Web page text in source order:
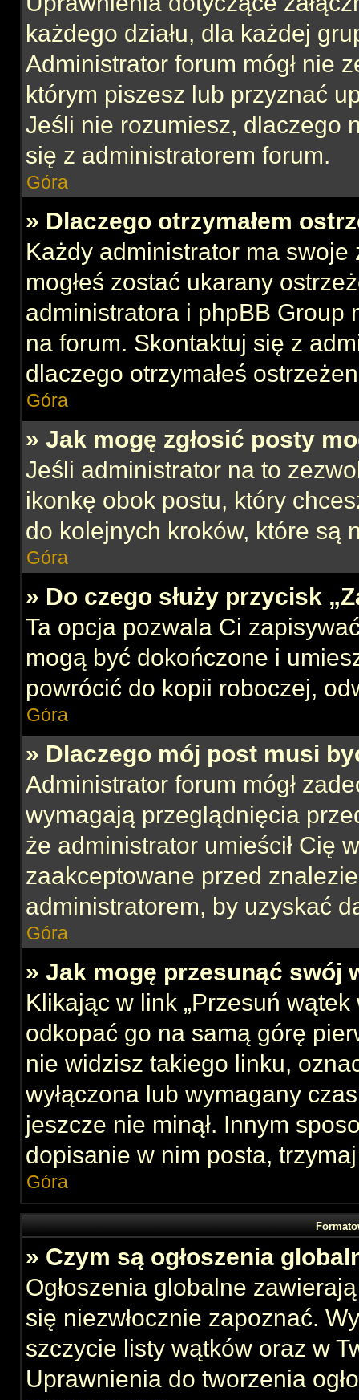
każdego działu, dla każdej
Administrator forum mógł nie
którym piszesz lub przyznać
Jeśli nie rozumiesz, dlaczego
się z administratorem forum.
Góra
» Dlaczego otrzymałem
Każdy administrator ma swoje
mogłeś zostać ukarany
administratora i phpBB Group
na forum. Skontaktuj się z
dlaczego otrzymałeś
Góra
» Jak mogę zgłosić posty
Jeśli administrator na to
ikonkę obok postu, który
do kolejnych kroków, które są
Góra
» Do czego służy przycisk
Ta opcja pozwala Ci
mogą być dokończone i
powrócić do kopii roboczej,
Góra
» Dlaczego mój post musi
Administrator forum mógł
wymagają przeglądnięcia
że administrator umieścił Cię
zaakceptowane przed
administratorem, by uzyskać
Góra
» Jak mogę przesunąć swój
Klikając w link „Przesuń
odkopać go na samą górę
nie widzisz takiego linku,
wyłączona lub wymagany
jeszcze nie minął. Innym
dopisanie w nim posta,
Góra
» Czym są ogłoszenia
Ogłoszenia globalne
się niezwłocznie zapoznać.
szczycie listy wątków oraz w
Uprawnienia do tworzenia